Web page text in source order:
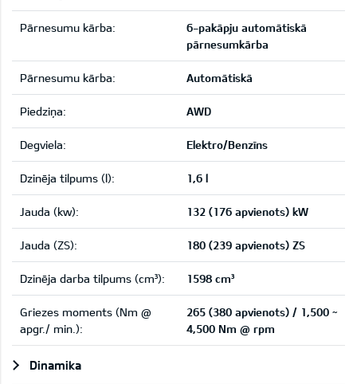
Pārnesumu kārba:
6-pakāpju automātiskā
pārnesumkārba
Pārnesumu kārba: Automātiskā
Piedziņa: AWD
Degviela: Elektro/Benzīns
Dzinēja tilpums (l): 1,6 l
Jauda (kw): 132 (176 apvienots) kW
Jauda (ZS): 180 (239 apvienots) ZS
Dzinēja darba tilpums (cm³): 1598 cm³
Griezes moments (Nm @
apgr./ min.):
265 (380 apvienots) / 1,500 ~
4,500 Nm @ rpm
Dinamika